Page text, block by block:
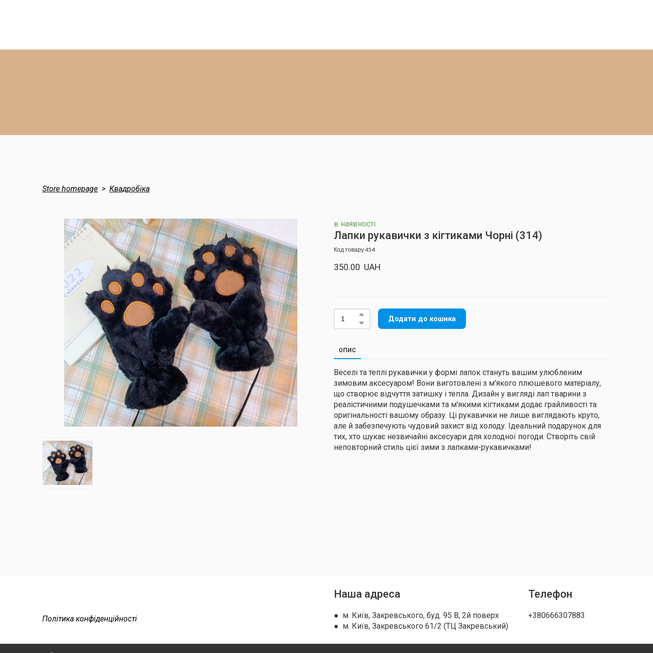
Store homepage Квадробіка
в наявності
Лапки рукавички з кігтиками Чорні (314)
Код товару 454
350.00  UAH
Додати до кошика
ОПИС
Веселі та теплі рукавички у формі лапок стануть вашим улюбленим
зимовим аксесуаром! Вони виготовлені з м'якого плюшевого матеріалу,
що створює відчуття затишку і тепла. Дизайн у вигляді лап тварини з
реалістичними подушечками та м'якими кігтиками додає грайливості та
оригінальності вашому образу. Ці рукавички не лише виглядають круто,
але й забезпечують чудовий захист від холоду. Ідеальний подарунок для
тих, хто шукає незвичайні аксесуари для холодної погоди. Створіть свій
неповторний стиль цієї зими з лапками-рукавичками!
Політика конфіденційності
Наша адреса
● м. Київ, Закревського, буд. 95 В, 2й поверх
● м. Київ, Закревського 61/2 (ТЦ Закревський)
Телефон
+380666307883